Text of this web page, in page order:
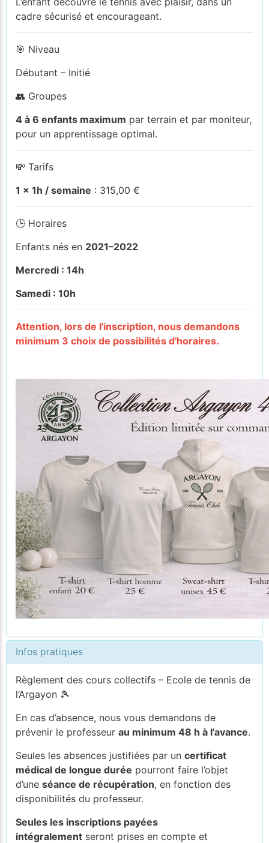
cadre sécurisé et encourageant.
🎯 Niveau
Débutant – Initié
👥 Groupes
4 à 6 enfants maximum par terrain et par moniteur,
pour un apprentissage optimal.
💸 Tarifs
1 x 1h / semaine : 315,00 €
🕒 Horaires
Enfants nés en 2021–2022
Mercredi : 14h
Samedi : 10h
Attention, lors de l'inscription, nous demandons
minimum 3 choix de possibilités d'horaires.
Infos pratiques
Règlement des cours collectifs – Ecole de tennis de
l’Argayon 🎾
En cas d’absence, nous vous demandons de
prévenir le professeur au minimum 48 h à l’avance.
Seules les absences justifiées par un certificat
médical de longue durée pourront faire l’objet
d’une séance de récupération, en fonction des
disponibilités du professeur.
Seules les inscriptions payées
intégralement seront prises en compte et